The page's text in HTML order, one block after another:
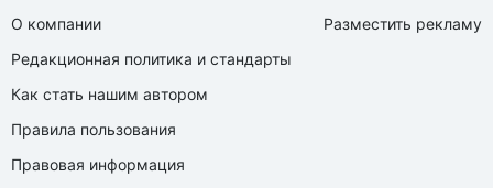
О компании
Редакционная политика и стандарты
Как стать нашим автором
Правила пользования
Правовая информация
Разместить рекламу